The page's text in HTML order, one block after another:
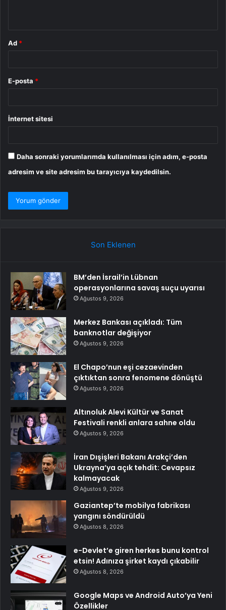
Ad *
E-posta *
İnternet sitesi
Daha sonraki yorumlarımda kullanılması için adım, e-posta
adresim ve site adresim bu tarayıcıya kaydedilsin.
Son Eklenen
BM’den İsrail’in Lübnan
operasyonlarına savaş suçu uyarısı
Ağustos 9, 2026
Merkez Bankası açıkladı: Tüm
banknotlar değişiyor
Ağustos 9, 2026
El Chapo’nun eşi cezaevinden
çıktıktan sonra fenomene dönüştü
Ağustos 9, 2026
Altınoluk Alevi Kültür ve Sanat
Festivali renkli anlara sahne oldu
Ağustos 9, 2026
İran Dışişleri Bakanı Arakçi’den
Ukrayna’ya açık tehdit: Cevapsız
kalmayacak
Ağustos 9, 2026
Gaziantep’te mobilya fabrikası
yangını söndürüldü
Ağustos 8, 2026
e-Devlet’e giren herkes bunu kontrol
etsin! Adınıza şirket kaydı çıkabilir
Ağustos 8, 2026
Google Maps ve Android Auto’ya Yeni
Özellikler